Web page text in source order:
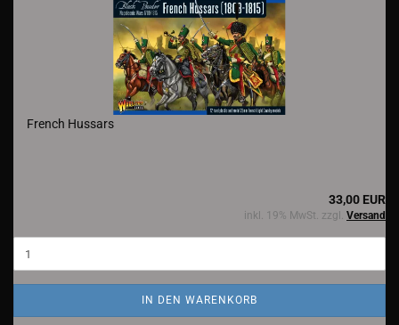
French Hussars
33,00 EUR
inkl. 19% MwSt. zzgl. Versand
IN DEN WARENKORB